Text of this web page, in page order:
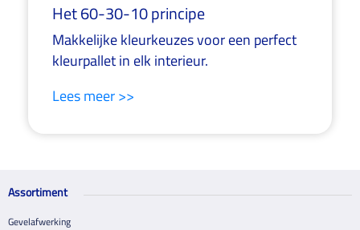
Het 60-30-10 principe
Makkelijke kleurkeuzes voor een perfect
kleurpallet in elk interieur.
Lees meer >>
Assortiment
Gevelafwerking